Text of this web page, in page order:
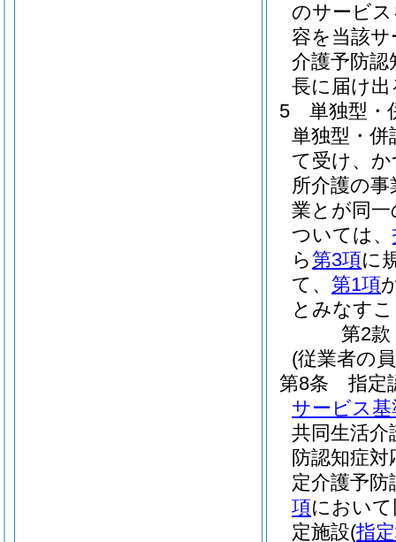
のサービ
容を当該
介護予防認
長に届け
5
単独型・
単独型・併
て受け、
所介護の
業とが同
ついては、
ら第3項に
て、 第1項
とみなす
第2款
(従業者の
第8条
指定
サービス
共同生活介
防認知症
定介護予
項におい
定施設(指